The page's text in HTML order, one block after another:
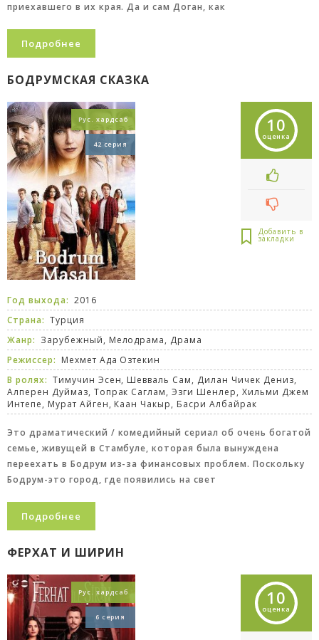
приехавшего в их края. Да и сам Доган, как
Подробнее
БОДРУМСКАЯ СКАЗКА
Рус. хардсаб
42 серия
10
оценка
Год выхода: 2016
Страна: Турция
Жанр: Зарубежный, Мелодрама, Драма
Режиссер: Мехмет Ада Озтекин
В ролях: Тимучин Эсен, Шевваль Сам, Дилан Чичек Дениз,
Алперен Дуймаз, Топрак Саглам, Эзги Шенлер, Хильми Джем
Интепе, Мурат Айген, Каан Чакыр, Басри Албайрак
Это драматический / комедийный сериал об очень богатой
семье, живущей в Стамбуле, которая была вынуждена
переехать в Бодрум из-за финансовых проблем. Поскольку
Бодрум-это город, где появились на свет
Подробнее
ФЕРХАТ И ШИРИН
Рус. хардсаб
6 серия
10
оценка